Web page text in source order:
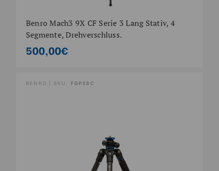
Benro Mach3 9X CF Serie 3 Lang Stativ, 4
Segmente, Drehverschluss.
500,00€
BENRO | SKU: FGP18C